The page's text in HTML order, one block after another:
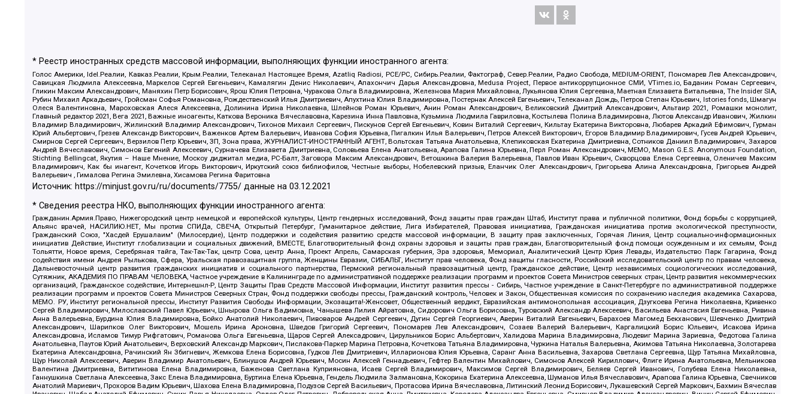
* Реестр иностранных средств массовой информации, выполняющих функции иностранного агента:
Голос Америки, Idel.Реалии, Кавказ.Реалии, Крым.Реалии, Телеканал Настоящее Время, Azatliq Radiosi, PCE/PC, Сибирь.Реалии, Фактограф, Север.Реалии, Радио Свобода, MEDIUM-ORIENT, Пономарев Лев Александрович,
Савицкая Людмила Алексеевна, Маркелов Сергей Евгеньевич, Камалягин Денис Николаевич, Апахончич Дарья Александровна, Medusa Project, Первое антикоррупционное СМИ, VTimes.io, Баданин Роман Сергеевич,
Гликин Максим Александрович, Маняхин Петр Борисович, Ярош Юлия Петровна, Чуракова Ольга Владимировна, Железнова Мария Михайловна, Лукьянова Юлия Сергеевна, Маетная Елизавета Витальевна, The Insider SIA,
Рубин Михаил Аркадьевич, Гройсман Софья Романовна, Рождественский Илья Дмитриевич, Апухтина Юлия Владимировна, Постернак Алексей Евгеньевич, Телеканал Дождь, Петров Степан Юрьевич, Istories fonds, Шмагун
Олеся Валентиновна, Мароховская Алеся Алексеевна, Долинина Ирина Николаевна, Шлейнов Роман Юрьевич, Анин Роман Александрович, Великовский Дмитрий Александрович, Альтаир 2021, Ромашки монолит,
Главный редактор 2021, Вега 2021, Важные иноагенты, Каткова Вероника Вячеславовна, Карезина Инна Павловна, Кузьмина Людмила Гавриловна, Костылева Полина Владимировна, Лютов Александр Иванович, Жилкин
Владимир Владимирович, Жилинский Владимир Александрович, Тихонов Михаил Сергеевич, Пискунов Сергей Евгеньевич, Ковин Виталий Сергеевич, Кильтау Екатерина Викторовна, Любарев Аркадий Ефимович, Гурман
Юрий Альбертович, Грезев Александр Викторович, Важенков Артем Валерьевич, Иванова София Юрьевна, Пигалкин Илья Валерьевич, Петров Алексей Викторович, Егоров Владимир Владимирович, Гусев Андрей Юрьевич,
Смирнов Сергей Сергеевич, Верзилов Петр Юрьевич, ЗП, Зона права, ЖУРНАЛИСТ-ИНОСТРАННЫЙ АГЕНТ, Вольтская Татьяна Анатольевна, Клепиковская Екатерина Дмитриевна, Сотников Даниил Владимирович, Захаров
Андрей Вячеславович, Симонов Евгений Алексеевич, Сурначева Елизавета Дмитриевна, Соловьева Елена Анатольевна, Арапова Галина Юрьевна, Перл Роман Александрович, МЕМО, Mason G.E.S. Anonymous Foundation,
Stichting Bellingcat, Якутия – Наше Мнение, Москоу диджитал медиа, РС-Балт, Заговора Максим Александрович, Ветошкина Валерия Валерьевна, Павлов Иван Юрьевич, Скворцова Елена Сергеевна, Оленичев Максим
Владимирович, Как бы инагент, Кочетков Игорь Викторович, Иркутский союз библиофилов, Честные выборы, Нобелевский призыв, Еланчик Олег Александрович, Григорьева Алина Александровна, Григорьев Андрей
Валерьевич , Гималова Регина Эмилевна, Хисамова Регина Фаритовна
Источник: https://minjust.gov.ru/ru/documents/7755/ данные на03.12.2021
* Сведения реестра НКО, выполняющих функции иностранного агента:
Гражданин.Армия.Право, Нижегородский центр немецкой и европейской культуры, Центр гендерных исследований, Фонд защиты прав граждан Штаб, Институт права и публичной политики, Фонд борьбы с коррупцией,
Альянс врачей, НАСИЛИЮ.НЕТ, Мы против СПИДа, СВЕЧА, Открытый Петербург, Гуманитарное действие, Лига Избирателей, Правовая инициатива, Гражданская инициатива против экологической преступности,
Гражданский Союз, "Хасдей Ерушалаим" (Милосердие), Центр поддержки и содействия развитию средств массовой информации, В защиту прав заключенных, Горячая Линия, Центр социально-информационных
инициатив Действие, Институт глобализации и социальных движений, ВМЕСТЕ, Благотворительный фонд охраны здоровья и защиты прав граждан, Благотворительный фонд помощи осужденным и их семьям, Фонд
Тольятти, Новое время, Серебряная тайга, Так-Так-Так, центр Сова, центр Анна, Проект Апрель, Самарская губерния, Эра здоровья, Мемориал, Аналитический Центр Юрия Левады, Издательство Парк Гагарина, Фонд
содействия имени Андрея Рылькова, Сфера, Уральская правозащитная группа, Женщины Евразии, СИБАЛЬТ, Институт прав человека, Фонд защиты гласности, Российский исследовательский центр по правам человека,
Дальневосточный центр развития гражданских инициатив и социального партнерства, Пермский региональный правозащитный центр, Гражданское действие, Центр независимых социологических исследований,
Сутяжник, АКАДЕМИЯ ПО ПРАВАМ ЧЕЛОВЕКА, Частное учреждение в Калининграде по административной поддержке реализации программ и проектов Совета Министров северных стран, Центр развития некоммерческих
организаций, Гражданское содействие, Интернешнл-Р, Центр Защиты Прав Средств Массовой Информации, Институт развития прессы - Сибирь, Частное учреждение в Санкт-Петербурге по административной поддержке
реализации программ и проектов Совета Министров Северных Стран, Фонд поддержки свободы прессы, Гражданский контроль, Человек и Закон, Общественная комиссия по сохранению наследия академика Сахарова,
МЕМО. РУ, Институт региональной прессы, Институт Развития Свободы Информации, Экозащита!-Женсовет, Общественный вердикт, Евразийская антимонопольная ассоциация, Дзугкоева Регина Николаевна, Кривенко
Сергей Владимирович, Милославский Павел Юрьевич, Шнырова Ольга Вадимовна, Чанышева Лилия Айратовна, Сидорович Ольга Борисовна, Туровский Александр Алексеевич, Васильева Анастасия Евгеньевна, Ривина
Анна Валерьевна, Бурдина Юлия Владимировна, Бойко Анатолий Николаевич, Пивоваров Андрей Сергеевич, Дугин Сергей Георгиевич, Аверин Виталий Евгеньевич, Барахоев Магомед Бекханович, Шевченко Дмитрий
Александрович, Шарипков Олег Викторович, Мошель Ирина Ароновна, Шведов Григорий Сергеевич, Пономарев Лев Александрович, Созаев Валерий Валерьевич, Каргалицкий Борис Юльевич, Исакова Ирина
Александровна, Исламов Тимур Рифгатович, Романова Ольга Евгеньевна, Щаров Сергей Алексадрович, Цирульников Борис Альбертович, Халидова Марина Владимировна, Людевиг Марина Зариевна, Федотова Галина
Анатольевна, Паутов Юрий Анатольевич, Верховский Александр Маркович, Пислакова-Паркер Марина Петровна, Кочеткова Татьяна Владимировна, Чуркина Наталья Валерьевна, Акимова Татьяна Николаевна, Золотарева
Екатерина Александровна, Рачинский Ян Збигневич, Жемкова Елена Борисовна, Гудков Лев Дмитриевич, Илларионова Юлия Юрьевна, Саранг Анна Васильевна, Захарова Светлана Сергеевна, Щур Татьяна Михайловна,
Щур Николай Алексеевич, Аверин Владимир Анатольевич, Блинушов Андрей Юрьевич, Мосин Алексей Геннадьевич, Гефтер Валентин Михайлович, Симонов Алексей Кириллович, Флиге Ирина Анатольевна, Мельникова
Валентина Дмитриевна, Вититинова Елена Владимировна, Баженова Светлана Куприяновна, Исаев Сергей Владимирович, Максимов Сергей Владимирович, Беляев Сергей Иванович, Голубева Елена Николаевна,
Ганнушкина Светлана Алексеевна, Закс Елена Владимировна, Буртина Елена Юрьевна, Гендель Людмила Залмановна, Кокорина Екатерина Алексеевна, Шуманов Илья Вячеславович, Арапова Галина Юрьевна, Свечников
Анатолий Мариевич, Прохоров Вадим Юрьевич, Шахова Елена Владимировна, Подузов Сергей Васильевич, Протасова Ирина Вячеславовна, Литинский Леонид Борисович, Лукашевский Сергей Маркович, Бахмин Вячеслав